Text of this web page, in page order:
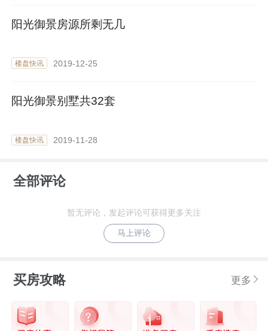
阳光御景房源所剩无几
楼盘快讯 2019-12-25
阳光御景别墅共32套
楼盘快讯 2019-11-28
全部评论
暂无评论，发起评论可获得更多关注
马上评论
买房攻略 更多